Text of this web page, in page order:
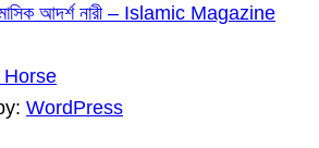
আদর্শ নারী – Islamic Magazine
WordPress